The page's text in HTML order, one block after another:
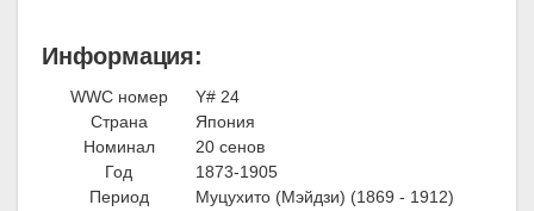
Информация:
WWC номер
Y# 24
Страна
Япония
Номинал
20 сенов
Год
1873-1905
Период
Муцухито (Мэйдзи) (1869 - 1912)